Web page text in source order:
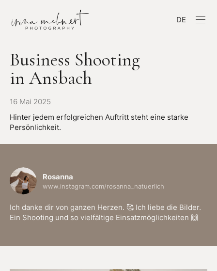
DE
Business Shooting
in Ansbach
16 Mai 2025
Hinter jedem erfolgreichen Auftritt steht eine starke
Persönlichkeit.
Rosanna
www.instagram.com/rosanna_natuerlich
Ich danke dir von ganzen Herzen. 🥰 Ich liebe die Bilder.
Ein Shooting und so vielfältige Einsatzmöglichkeiten 🙌